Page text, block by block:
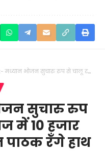
भोजन सुचारु रुप से चालू रखने के एवज में 10 हजार रिश्वत लेते हुए प्रधान पाठक रँगे हाथ पकड़ाया…..
सुचारु रुप
में 10 हजार
पाठक रँगे हाथ